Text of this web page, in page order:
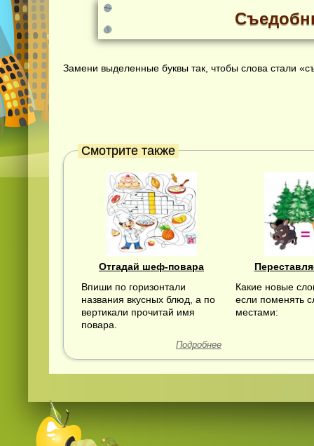
Замени выделенные буквы так, чтобы слова стали
Смотрите также
Отгадай шеф-повара
Впиши по горизонтали
названия вкусных блюд, а по
вертикали прочитай имя
повара.
Подробнее
Какие новые
если поменять
местами: